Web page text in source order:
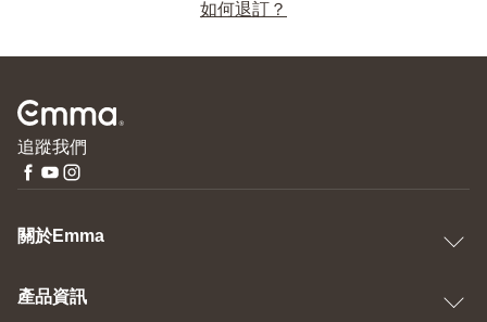
如何退訂？
追蹤我們
關於Emma
產品資訊